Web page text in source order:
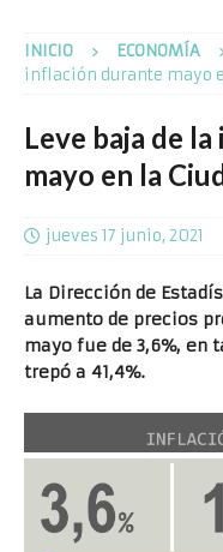
INICIO ECONOMÍA
inflación durante mayo
Leve baja de
mayo en la
jueves 17 junio, 2021
La Dirección de
aumento de precios
mayo fue de 3,6%, en
trepó a 41,4%.